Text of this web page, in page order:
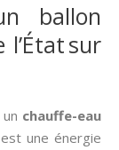
ballon
sur
chauffe-eau
une énergie